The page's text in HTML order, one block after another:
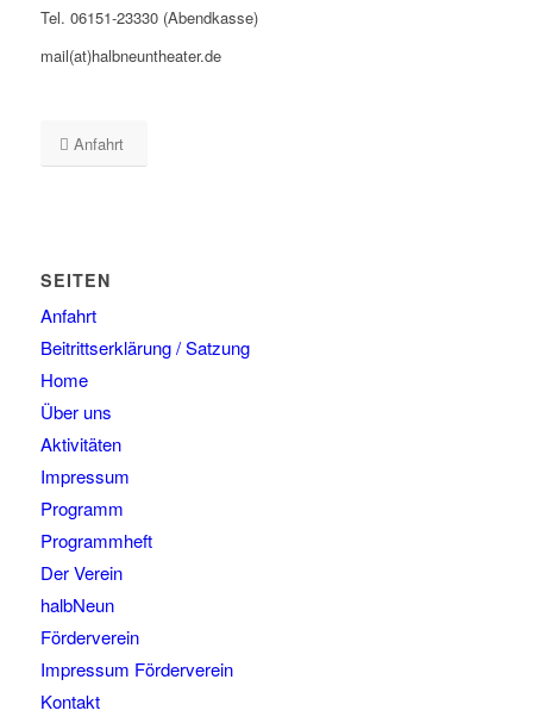
Tel. 06151-23330 (Abendkasse)
mail(at)halbneuntheater.de
Anfahrt
SEITEN
Anfahrt
Beitrittserklärung / Satzung
Home
Über uns
Aktivitäten
Impressum
Programm
Programmheft
Der Verein
halbNeun
Förderverein
Impressum Förderverein
Kontakt